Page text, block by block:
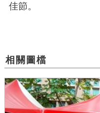
佳節。
相關圖檔